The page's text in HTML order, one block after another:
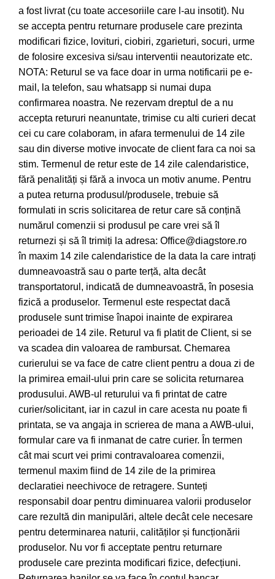
a fost livrat (cu toate accesoriile care l-au insotit). Nu
se accepta pentru returnare produsele care prezinta
modificari fizice, lovituri, ciobiri, zgarieturi, socuri, urme
de folosire excesiva si/sau interventii neautorizate etc.
NOTA: Returul se va face doar in urma notificarii pe e-
mail, la telefon, sau whatsapp si numai dupa
confirmarea noastra. Ne rezervam dreptul de a nu
accepta retururi neanuntate, trimise cu alti curieri decat
cei cu care colaboram, in afara termenului de 14 zile
sau din diverse motive invocate de client fara ca noi sa
stim. Termenul de retur este de 14 zile calendaristice,
fără penalități și fără a invoca un motiv anume. Pentru
a putea returna produsul/produsele, trebuie să
formulati in scris solicitarea de retur care să conțină
numărul comenzii si produsul pe care vrei să îl
returnezi și să îl trimiți la adresa: Office@diagstore.ro
în maxim 14 zile calendaristice de la data la care intrați
dumneavoastră sau o parte terță, alta decât
transportatorul, indicată de dumneavoastră, în posesia
fizică a produselor. Termenul este respectat dacă
produsele sunt trimise înapoi inainte de expirarea
perioadei de 14 zile. Returul va fi platit de Client, si se
va scadea din valoarea de rambursat. Chemarea
curierului se va face de catre client pentru a doua zi de
la primirea email-ului prin care se solicita returnarea
produsului. AWB-ul returului va fi printat de catre
curier/solicitant, iar in cazul in care acesta nu poate fi
printata, se va angaja in scrierea de mana a AWB-ului,
formular care va fi inmanat de catre curier. În termen
cât mai scurt vei primi contravaloarea comenzii,
termenul maxim fiind de 14 zile de la primirea
declaratiei neechivoce de retragere. Sunteți
responsabil doar pentru diminuarea valorii produselor
care rezultă din manipulări, altele decât cele necesare
pentru determinarea naturii, calităților și funcționării
produselor. Nu vor fi acceptate pentru returnare
produsele care prezinta modificari fizice, defecțiuni.